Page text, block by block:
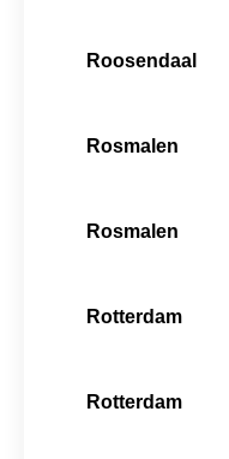
Roosendaal
Rosmalen
Rosmalen
Rotterdam
Rotterdam